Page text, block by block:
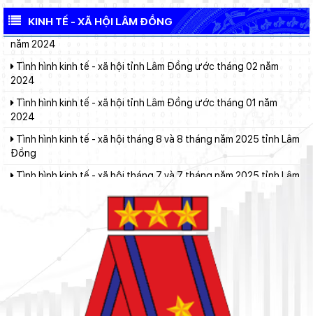
KINH TẾ - XÃ HỘI LÂM ĐỒNG
năm 2024
2024
2024
Đồng
Đồng